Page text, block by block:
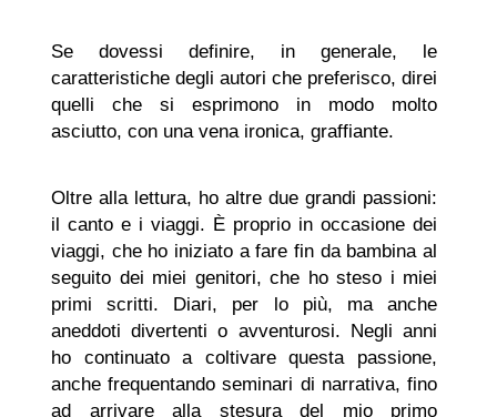
Se dovessi definire, in generale, le
caratteristiche degli autori che preferisco, direi
quelli che si esprimono in modo molto
asciutto, con una vena ironica, graffiante.
Oltre alla lettura, ho altre due grandi passioni:
il canto e i viaggi. È proprio in occasione dei
viaggi, che ho iniziato a fare fin da bambina al
seguito dei miei genitori, che ho steso i miei
primi scritti. Diari, per lo più, ma anche
aneddoti divertenti o avventurosi. Negli anni
ho continuato a coltivare questa passione,
anche frequentando seminari di narrativa, fino
ad arrivare alla stesura del mio primo